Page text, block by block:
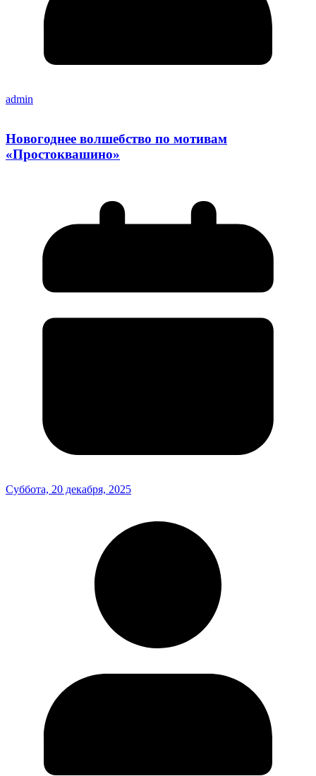
admin
Новогоднее волшебство по мотивам
«Простоквашино»
Суббота, 20 декабря, 2025